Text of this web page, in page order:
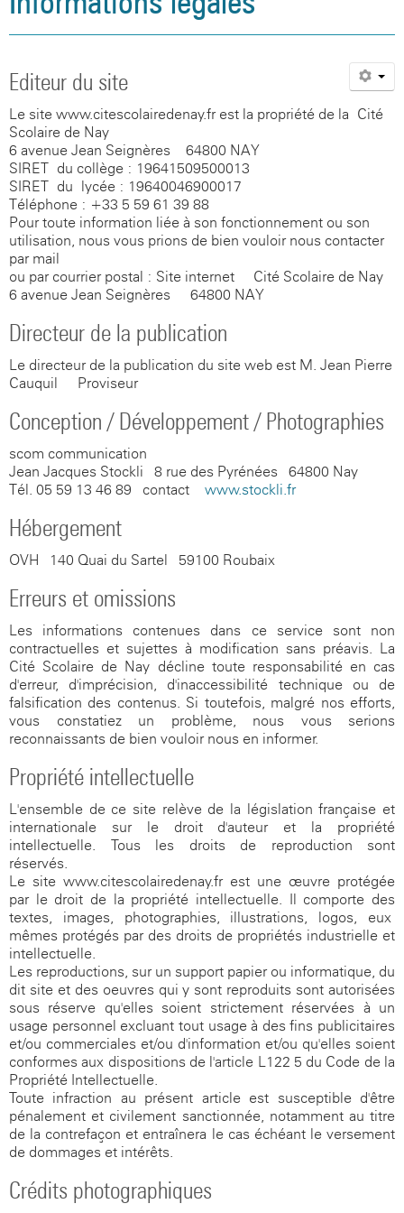
Agenda
Aides financières
L'occitan
Sections sportives handball et rugby
Site internet du CDI
Association sportive
Le foyer
Santé, social et citoyenneté
Assistante sociale
Citoyenneté
CESC
Blog médiation par les pairs
Sécurité
Orientation
Examens / Résultats
Documents utiles
Visite virtuelle du collège
Galerie photos
Restauration et hébergement
Inscriptions au lycée
L'internat
La seconde
Prépa Sciences Po
Option EPS
Option Langues et Cultures de l'Antiquité
Option Sciences et Laboratoire
Option Management Gestion
Présentation
Site internet du CDI
Vie associative
La Maison Des Lycéens
Santé, social et citoyenneté
Espace santé
Assistante sociale
Citoyenneté
CESC
Blog citoyen
Sécurité
Orientation et examens
Orientation & APB
Examens / Résultats
Documents utiles
Anciens élèves
Informations
Photos de classes
Galerie photos
Informations légales
Editeur du site
Le site www.citescolairedenay.fr est la propriété de la Cité
Scolaire de Nay
6 avenue Jean Seignères
64800 NAY
SIRET du collège : 19641509500013
SIRET du lycée : 19640046900017
Téléphone : +33 5 59 61 39 88
Pour toute information liée à son fonctionnement ou son
utilisation, nous vous prions de bien vouloir nous contacter
par mail
ou par courrier postal : Site internet - Cité Scolaire de Nay -
6 avenue Jean Seignères
64800 NAY
Directeur de la publication
Le directeur de la publication du site web est M. Jean-Pierre
Cauquil - Proviseur
Conception / Développement / Photographies
scom communication
Jean Jacques Stockli - 8 rue des Pyrénées - 64800 Nay
Tél. 05 59 13 46 89 - contact - www.stockli.fr
Hébergement
OVH - 140 Quai du Sartel - 59100 Roubaix
Erreurs et omissions
Les informations contenues dans ce service sont non
contractuelles et sujettes à modification sans préavis. La
Cité Scolaire de Nay décline toute responsabilité en cas
d'erreur, d'imprécision, d'inaccessibilité technique ou de
falsification des contenus. Si toutefois, malgré nos efforts,
vous constatiez un problème, nous vous serions
reconnaissants de bien vouloir nous en informer.
Propriété intellectuelle
L'ensemble de ce site relève de la législation française et
internationale sur le droit d'auteur et la propriété
intellectuelle. Tous les droits de reproduction sont
réservés.
Le site www.citescolairedenay.fr est une œuvre protégée
par le droit de la propriété intellectuelle. Il comporte des
textes, images, photographies, illustrations, logos, eux-
mêmes protégés par des droits de propriétés industrielle et
intellectuelle.
Les reproductions, sur un support papier ou informatique, du
dit site et des oeuvres qui y sont reproduits sont autorisées
sous réserve qu'elles soient strictement réservées à un
usage personnel excluant tout usage à des fins publicitaires
et/ou commerciales et/ou d'information et/ou qu'elles soient
conformes aux dispositions de l'article L122-5 du Code de la
Propriété Intellectuelle.
Toute infraction au présent article est susceptible d'être
pénalement et civilement sanctionnée, notamment au titre
de la contrefaçon et entraînera le cas échéant le versement
de dommages et intérêts.
Crédits photographiques